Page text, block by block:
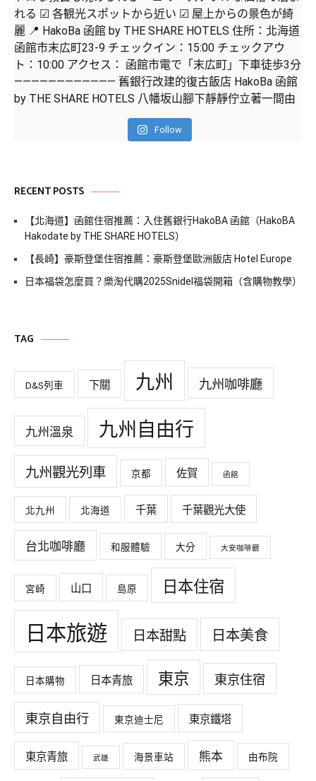
Follow
RECENT POSTS
【北海道】函館住宿推薦：入住舊銀行HakoBA 函館（HakoBA
Hakodate by THE SHARE HOTELS）
【長崎】豪斯登堡住宿推薦：豪斯登堡歐洲飯店 Hotel Europe
日本福袋怎麼買？樂淘代購2025Snidel福袋開箱（含購物教學）
TAG
D&S列車 下關 九州 九州咖啡廳
九州溫泉 九州自由行
九州觀光列車 京都 佐賀 函館
北九州 北海道 千葉 千葉觀光大使
台北咖啡廳 和服體驗 大分 大安咖啡廳
宮崎 山口 島原 日本住宿
日本旅遊 日本甜點 日本美食
日本購物 日本青旅 東京 東京住宿
東京自由行 東京迪士尼 東京鐵塔
東京青旅 武雄 海景車站 熊本 由布院